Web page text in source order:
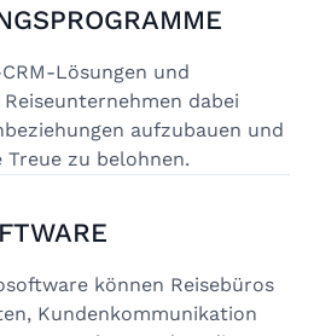
Lösungen und
dabei
aufzubauen und
zu belohnen.
können Reisebüros
Kundenkommunikation